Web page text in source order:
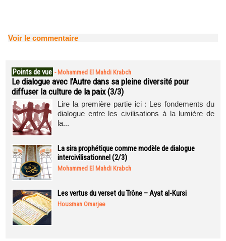
Voir le commentaire
Points de vue - Mohammed El Mahdi Krabch
Le dialogue avec l’Autre dans sa pleine diversité pour
diffuser la culture de la paix (3/3)
Lire la première partie ici : Les fondements du
dialogue entre les civilisations à la lumière de
la...
La sira prophétique comme modèle de dialogue
intercivilisationnel (2/3)
Mohammed El Mahdi Krabch
Les vertus du verset du Trône – Ayat al-Kursi
Housman Omarjee